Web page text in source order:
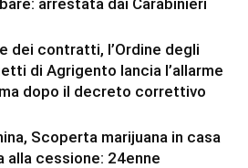
dei contratti, l’Ordine degli
di Agrigento lancia l’allarme
dopo il decreto correttivo
Scoperta marijuana in casa
alla cessione: 24enne